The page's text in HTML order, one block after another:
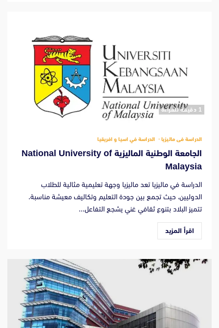
‫1 دقيقة للقراءة
الدراسة فى ماليزيا الدراسة في اسيا و افريقيا
الجامعة الوطنية الماليزية National University of
Malaysia
الدراسة في ماليزيا تعد ماليزيا وجهة تعليمية مثالية للطلاب
الدوليين، حيث تجمع بين جودة التعليم وتكاليف معيشة مناسبة.
تتميز البلاد بتنوع ثقافي غني يشجع التفاعل...
اقرأ المزيد